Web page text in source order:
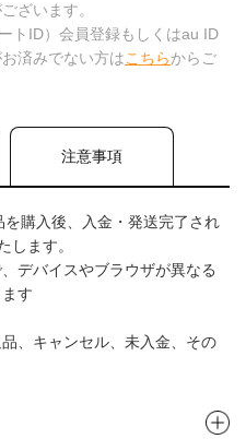
ざいます。
トID）会員登録もしくはau ID
済みでない方はこちらからご
注意事項
購入後、入金・発送完了され
します。
デバイスやブラウザが異なる
す
、キャンセル、未入金、その